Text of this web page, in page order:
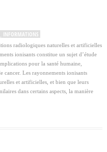
INFORMATIONS
radiologiques naturelles et artificielles
ionisants constitue un sujet d’étude
pour la santé humaine,
cancer. Les rayonnements ionisants
et artificielles, et bien que leurs
dans certains aspects, la manière